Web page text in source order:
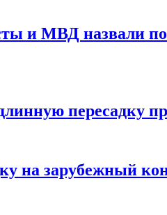
и МВД назвали
пересадку
на зарубежный